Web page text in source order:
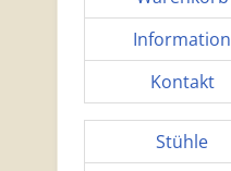
Information
Kontakt
Stühle